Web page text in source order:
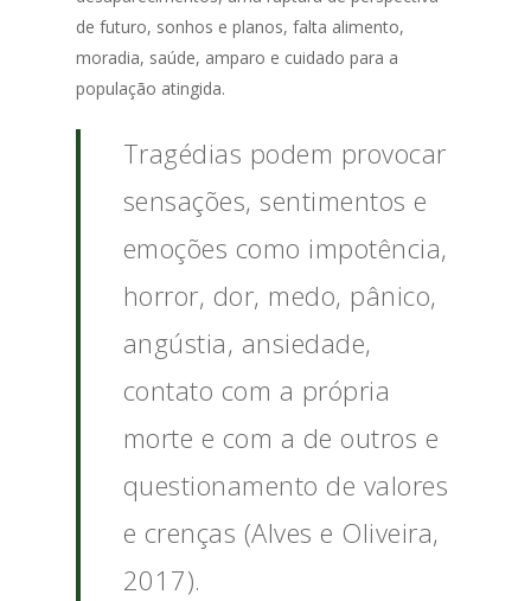
de futuro, sonhos e planos, falta alimento,
moradia, saúde, amparo e cuidado para a
população atingida.
Tragédias podem provocar
sensações, sentimentos e
emoções como impotência,
horror, dor, medo, pânico,
angústia, ansiedade,
contato com a própria
morte e com a de outros e
questionamento de valores
e crenças (Alves e Oliveira,
2017).